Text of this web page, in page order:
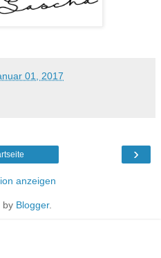
01, 2017
›
anzeigen
by Blogger.